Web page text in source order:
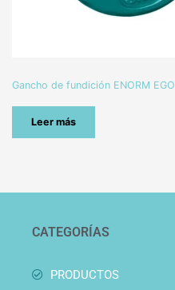
Gancho de fundición ENORM EGO
Leer más
CATEGORÍAS
PRODUCTOS